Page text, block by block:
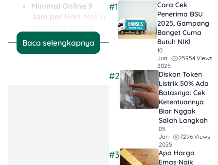
Minimal Online 9
Jam per Hari: Makin
besar peluang dapat
THR. Jadi, kalau
Baca selengkapnya
#1
Cara Cek
Penerima BSU
2025, Gampang
Banget Cuma
Butuh NIK!
10
Jun
2025
25954 Views
#2
Diskon Token
Listrik 50% Ada
Batasnya: Cek
Ketentuannya
Biar Nggak
Salah Langkah
05
Jan
2025
7296 Views
#3
Apa Harga
Emas Naik